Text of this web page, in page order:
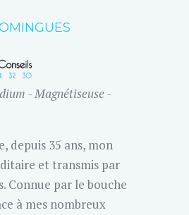
- Magnétiseuse -
depuis 35 ans, mon
et transmis par
Connue par le bouche
à mes nombreux